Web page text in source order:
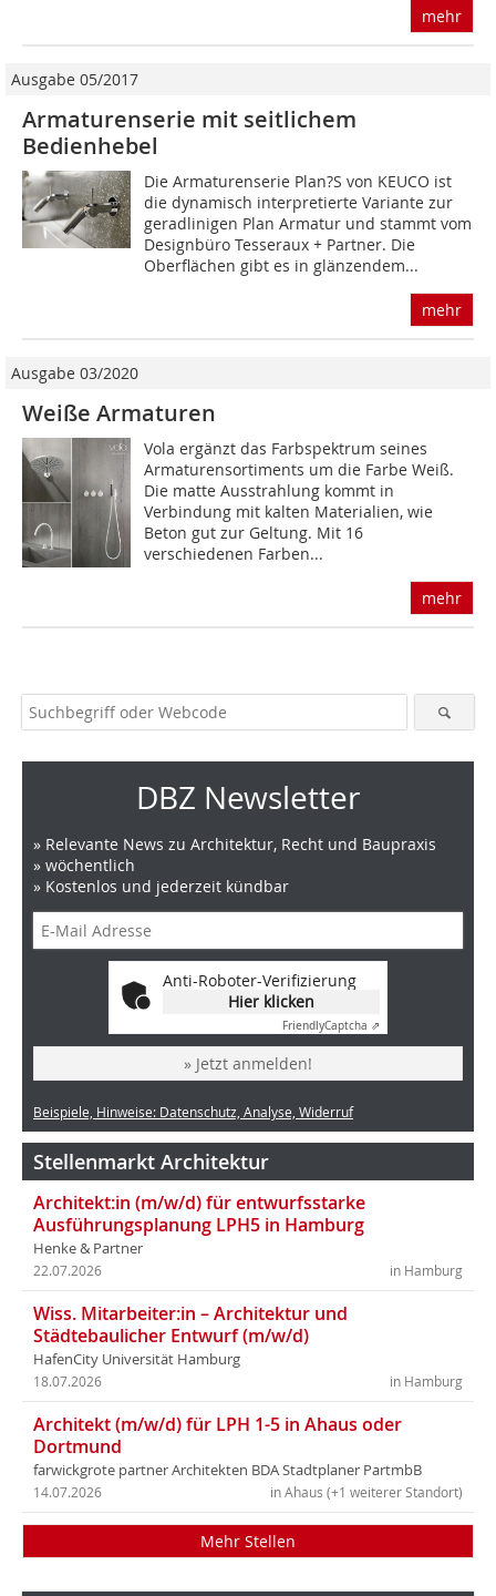
mehr
Ausgabe 05/2017
Armaturenserie mit seitlichem
Bedienhebel
Die Armaturenserie Plan?S von KEUCO ist
die dynamisch interpretierte Variante zur
geradlinigen Plan Armatur und stammt vom
Designbüro Tesseraux + Partner. Die
Oberflächen gibt es in glänzendem...
mehr
Ausgabe 03/2020
Weiße Armaturen
Vola ergänzt das Farbspektrum seines
Armaturensortiments um die Farbe Weiß.
Die matte Ausstrahlung kommt in
Verbindung mit kalten Materialien, wie
Beton gut zur Geltung. Mit 16
verschiedenen Farben...
mehr
DBZ Newsletter
» Relevante News zu Architektur, Recht und Baupraxis
» wöchentlich
» Kostenlos und jederzeit kündbar
Anti-Roboter-Verifizierung
Hier klicken
FriendlyCaptcha ⇗
» Jetzt anmelden!
Beispiele, Hinweise: Datenschutz, Analyse, Widerruf
Stellenmarkt Architektur
Architekt:in (m/w/d) für entwurfsstarke
Ausführungsplanung LPH5 in Hamburg
Henke & Partner
in Hamburg
22.07.2026
Wiss. Mitarbeiter:in – Architektur und
Städtebaulicher Entwurf (m/w/d)
HafenCity Universität Hamburg
in Hamburg
18.07.2026
Architekt (m/w/d) für LPH 1-5 in Ahaus oder
Dortmund
farwickgrote partner Architekten BDA Stadtplaner PartmbB
in Ahaus (+1 weiterer Standort)
14.07.2026
Mehr Stellen